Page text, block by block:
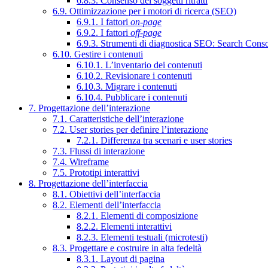
6.9. Ottimizzazione per i motori di ricerca (SEO)
6.9.1. I fattori on-page
6.9.2. I fattori off-page
6.9.3. Strumenti di diagnostica SEO: Search
6.10. Gestire i contenuti
6.10.1. L’inventario dei contenuti
6.10.2. Revisionare i contenuti
6.10.3. Migrare i contenuti
6.10.4. Pubblicare i contenuti
7. Progettazione dell’interazione
7.1. Caratteristiche dell’interazione
7.2. User stories per definire l’interazione
7.2.1. Differenza tra scenari e user stories
7.3. Flussi di interazione
7.4. Wireframe
7.5. Prototipi interattivi
8. Progettazione dell’interfaccia
8.1. Obiettivi dell’interfaccia
8.2. Elementi dell’interfaccia
8.2.1. Elementi di composizione
8.2.2. Elementi interattivi
8.2.3. Elementi testuali (microtesti)
8.3. Progettare e costruire in alta fedeltà
8.3.1. Layout di pagina